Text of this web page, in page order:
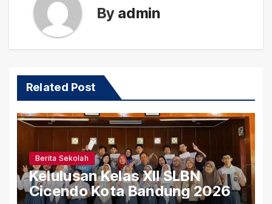
By admin
Related Post
Berita Sekolah
Kelulusan Kelas XII SLBN
Cicendo Kota Bandung 2026